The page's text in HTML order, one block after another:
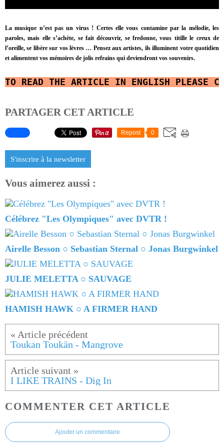
La musique n’est pas un virus ! Certes elle vous contamine par la mélodie, les
paroles, mais elle s’achète, se fait découvrir, se fredonne, vous titille le creux de
l’oreille, se libère sur vos lèvres … Pensez aux artistes, ils illuminent votre quotidien
et alimentent vos mémoires de jolis refrains qui deviendront vos souvenirs.
TO READ THE ARTICLE IN ENGLISH PLEASE
PARTAGER CET ARTICLE
Repost 0
S'inscrire à la newsletter
Vous aimerez aussi :
Célébrez "Les Olympiques" avec DVTR !
Airelle Besson ○ Sebastian Sternal ○ Jonas Burgwinkel
JULIE MELETTA ○ SAUVAGE
HAMISH HAWK ○ A FIRMER HAND
Toukan Toukän - Mangrove
I LIKE TRAINS - Dig In
COMMENTER CET ARTICLE
Ajouter un commentaire